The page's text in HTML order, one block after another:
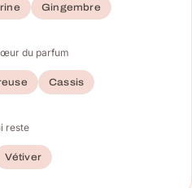
Gingembre
du parfum
Cassis
reste
Vétiver